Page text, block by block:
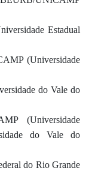
Estadual
(Universidade
do Vale do
(Universidade
do Vale do
do Rio Grande